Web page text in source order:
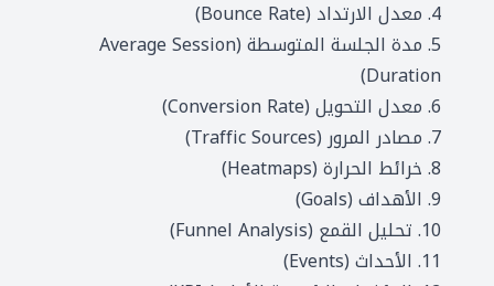
4. معدل الارتداد (Bounce Rate)
5. مدة الجلسة المتوسطة (Average Session
Duration)
6. معدل التحويل (Conversion Rate)
7. مصادر المرور (Traffic Sources)
8. خرائط الحرارة (Heatmaps)
9. الأهداف (Goals)
10. تحليل القمع (Funnel Analysis)
11. الأحداث (Events)